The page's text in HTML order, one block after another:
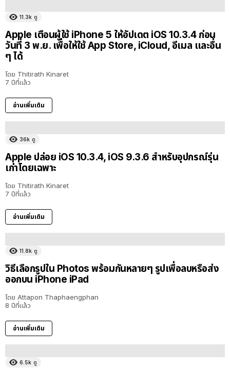
11.3k ดู
Apple เตือนผู้ใช้ iPhone 5 ให้อัปเดต iOS 10.3.4 ก่อน
วันที่ 3 พ.ย. เพื่อให้ใช้ App Store, iCloud, อีเมล และอื่น
ๆ ได้
โดย Thitirath Kinaret
7 ปีที่แล้ว
อ่านเพิ่มเติม
36k ดู
Apple ปล่อย iOS 10.3.4, iOS 9.3.6 สำหรับอุปกรณ์รุ่น
เก่าโดยเฉพาะ
โดย Thitirath Kinaret
7 ปีที่แล้ว
อ่านเพิ่มเติม
11.8k ดู
วิธีเลือกรูปใน Photos พร้อมกันหลายๆ รูปเพื่อลบหรือส่ง
ออกบน iPhone iPad
โดย Attapon Thaphaengphan
8 ปีที่แล้ว
อ่านเพิ่มเติม
6.5k ดู